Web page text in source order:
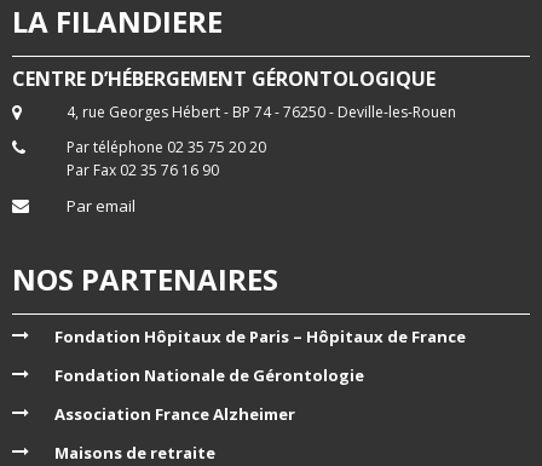
LA FILANDIERE
CENTRE D’HÉBERGEMENT GÉRONTOLOGIQUE
4, rue Georges Hébert - BP 74 - 76250 - Deville-les-Rouen
Par téléphone 02 35 75 20 20
Par Fax 02 35 76 16 90
Par email
NOS PARTENAIRES
Fondation Hôpitaux de Paris – Hôpitaux de France
Fondation Nationale de Gérontologie
Association France Alzheimer
Maisons de retraite